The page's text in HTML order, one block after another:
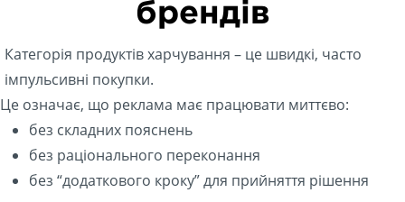
брендів
Категорія продуктів харчування – це швидкі, часто
імпульсивні покупки.
Це означає, що реклама має працювати миттєво:
без складних пояснень
без раціонального переконання
без “додаткового кроку” для прийняття рішення